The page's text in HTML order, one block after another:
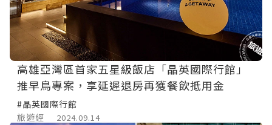
高雄亞灣區首家五星級飯店「晶英國際行館」
推早鳥專案，享延遲退房再獲餐飲抵用金
#晶英國際行館
旅遊經
2024.09.14